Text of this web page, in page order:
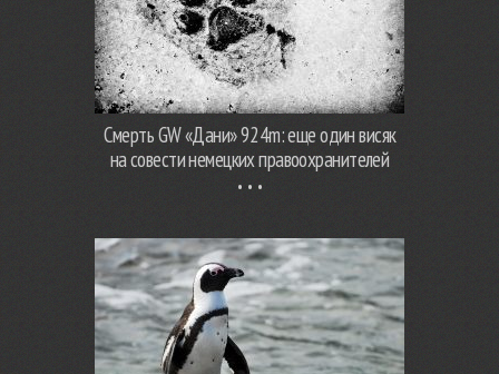
Смерть GW «Дани» 924m: еще один висяк
на совести немецких правоохранителей